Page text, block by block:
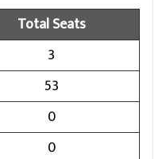
Total Seats
3
53
0
0